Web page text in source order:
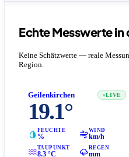
Echte Messwerte in
Keine Schätzwerte — reale
Region.
Geilenkirchen LIVE
19.1°
FEUCHTE
%
WIND
km/h
TAUPUNKT
8.3 °C
REGEN
mm